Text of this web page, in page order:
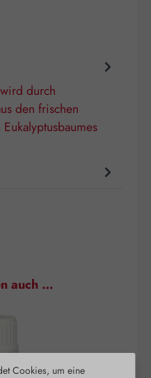
durch
den frischen
auch …
Cookies, um eine